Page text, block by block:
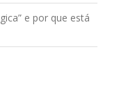
e por que está